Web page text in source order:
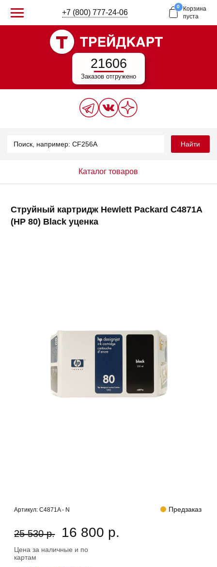
+7 (800) 777-24-06
0
Корзина
пуста
21606
Заказов отгружено
Найти
Каталог товаров
Струйный картридж Hewlett Packard C4871A
(HP 80) Black уценка
Артикул:C4871A - N Предзаказ
25 530 р. 16 800 р.
Цена за наличные и по
картам